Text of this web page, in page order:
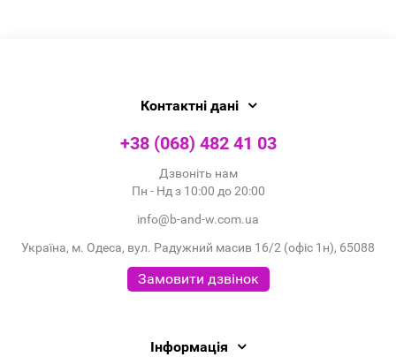
Контактні дані
+38 (068) 482 41 03
Дзвоніть нам
Пн - Нд з 10:00 до 20:00
info@b-and-w.com.ua
Україна, м. Одеса, вул. Радужний масив 16/2 (офіс 1н), 65088
Замовити дзвінок
Інформація